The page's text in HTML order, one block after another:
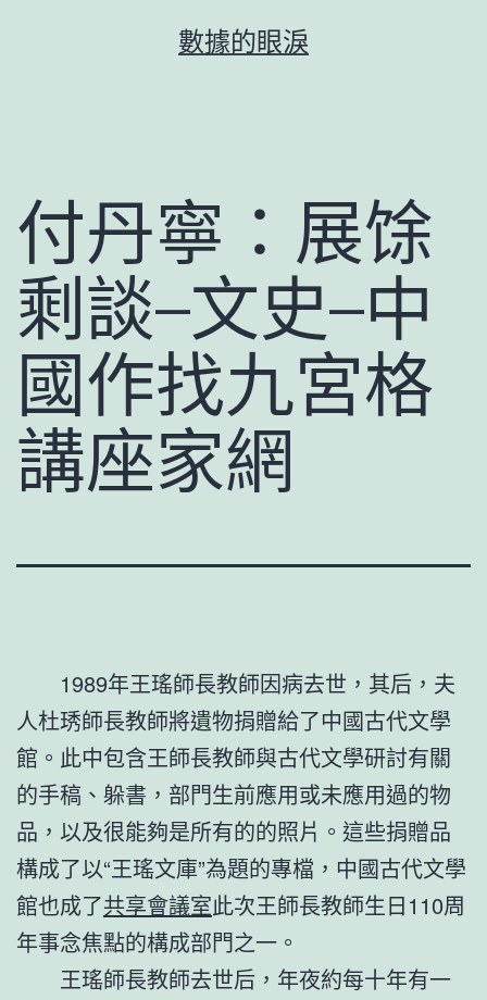
數據的眼淚
付丹寧：展馀
剩談–文史–中
國作找九宮格
講座家網
1989年王瑤師長教師因病去世，其后，夫
人杜琇師長教師將遺物捐贈給了中國古代文學
館。此中包含王師長教師與古代文學研討有關
的手稿、躲書，部門生前應用或未應用過的物
品，以及很能夠是所有的的照片。這些捐贈品
構成了以“王瑤文庫”為題的專檔，中國古代文學
館也成了共享會議室此次王師長教師生日110周
年事念焦點的構成部門之一。
王瑤師長教師去世后，年夜約每十年有一